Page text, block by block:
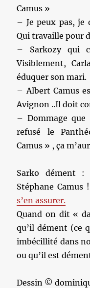
Camus »
– Je peux pas, je
Qui travaille pour
– Sarkozy qui
Visiblement,
éduquer son mari.
– Albert Camus
Avignon ..Il doit
– Dommage que
refusé le
Camus » , ça
Sarko dément :
Stéphane Camus
s’en assurer.
Quand on dit «
qu’il dément (ce
imbécillité dans
ou qu’il est
Dessin ©